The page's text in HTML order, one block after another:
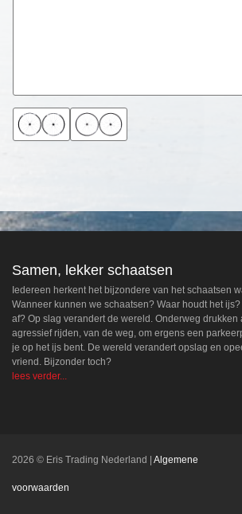
Samen, lekker schaatsen
Iedereen herkent het bijzondere van het schaatsen
Wanneer kunnen we schaatsen? Waar houdt het
af? Op slag verandert de wereld. Onderweg drukken
agressief rijden, van de weg, om ergens een
je op het ijs bent. De wereld verandert opslag en
vriend. Bijzonder toch?
lees verder...
2026 © Eris Trading Nederland Algemene
voorwaarden